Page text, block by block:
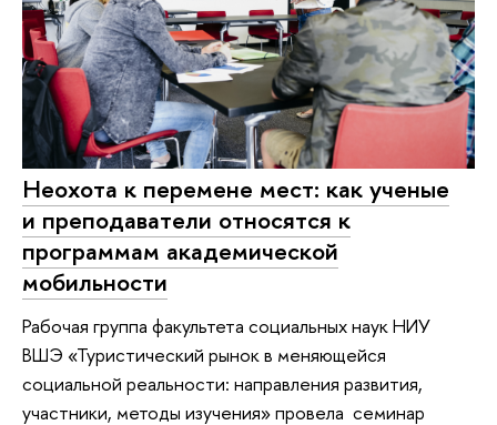
Неохота к перемене мест: как ученые
и преподаватели относятся к
программам академической
мобильности
Рабочая группа факультета социальных наук НИУ
ВШЭ «Туристический рынок в меняющейся
социальной реальности: направления развития,
участники, методы изучения» провела семинар